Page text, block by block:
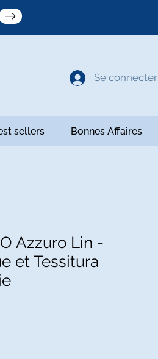
Se connecter
sellers Bonnes Affaires
Azzuro Lin -
et Tessitura